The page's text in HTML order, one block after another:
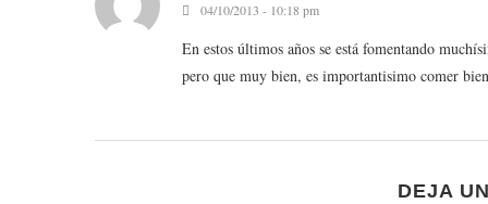
04/10/2013 - 10:18 pm
En estos últimos años se está fomentando
pero que muy bien, es importantisimo comer
DEJA